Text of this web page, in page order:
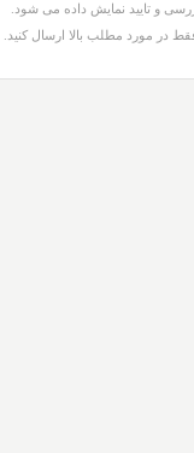
و تایید نمایش داده می شود.
در مورد مطلب بالا ارسال کنید.